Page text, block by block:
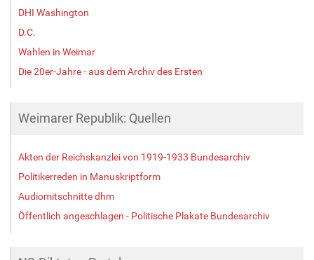
DHI Washington
D.C.
Wahlen in Weimar
Die 20er-Jahre - aus dem Archiv des Ersten
Weimarer Republik: Quellen
Akten der Reichskanzlei von 1919-1933 Bundesarchiv
Politikerreden in Manuskriptform
Audiomitschnitte dhm
Öffentlich angeschlagen - Politische Plakate Bundesarchiv